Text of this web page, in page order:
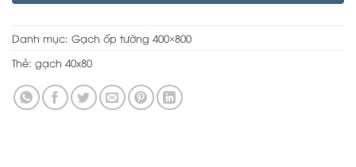
Danh mục: Gạch ốp tường 400×800
Thẻ: gạch 40x80